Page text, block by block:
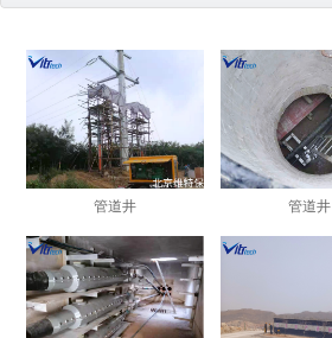
管道井 管道井